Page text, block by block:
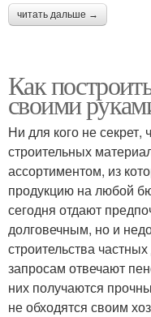
читать дальше →
Как
своими
Ни для кого не
строительных
ассортиментом, из
продукцию на любой
сегодня отдают
долговечным, но и
строительства
запросам отвечают
них получаются
не обходятся своим